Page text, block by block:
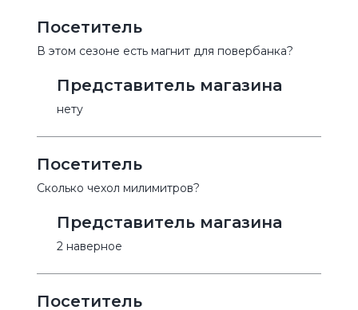
Посетитель
В этом сезоне есть магнит для повербанка?
Представитель магазина
нету
Посетитель
Сколько чехол милимитров?
Представитель магазина
2 наверное
Посетитель